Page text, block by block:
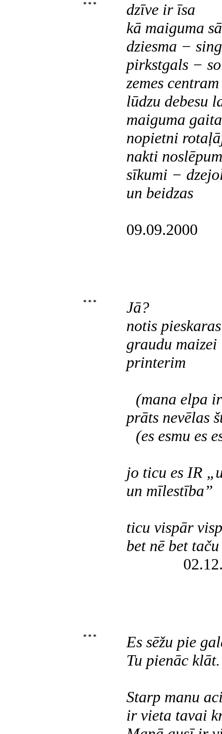
* * *
dzīve ir īsa
kā maiguma
dziesma −
pirkstgals −
zemes
lūdzu debesu
maiguma
nopietni
nakti
sīkumi −
un beidzas
09.09.2000
* * *
Jā?
notis
graudu maizei
printerim
(mana elpa
prāts nevēlas
(es esmu es
jo ticu es IR
un mīlestība”
ticu vispār
bet nē bet taču
* * *
Es sēžu pie
Tu pienāc klāt.
Starp manu
ir vieta tavai